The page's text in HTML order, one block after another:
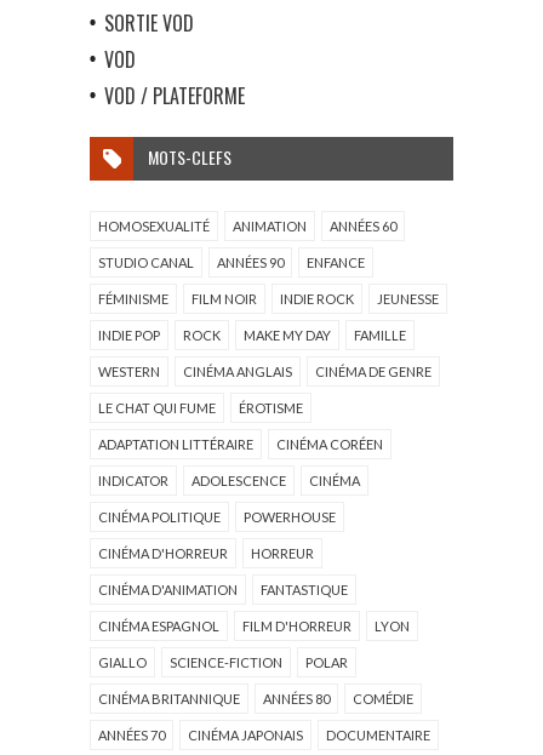
SORTIE VOD
VOD
VOD / PLATEFORME
MOTS-CLEFS
HOMOSEXUALITÉ ANIMATION ANNÉES 60
STUDIO CANAL ANNÉES 90 ENFANCE
FÉMINISME FILM NOIR INDIE ROCK JEUNESSE
INDIE POP ROCK MAKE MY DAY FAMILLE
WESTERN CINÉMA ANGLAIS CINÉMA DE GENRE
LE CHAT QUI FUME ÉROTISME
ADAPTATION LITTÉRAIRE CINÉMA CORÉEN
INDICATOR ADOLESCENCE CINÉMA
CINÉMA POLITIQUE POWERHOUSE
CINÉMA D'HORREUR HORREUR
CINÉMA D'ANIMATION FANTASTIQUE
CINÉMA ESPAGNOL FILM D'HORREUR LYON
GIALLO SCIENCE-FICTION POLAR
CINÉMA BRITANNIQUE ANNÉES 80 COMÉDIE
ANNÉES 70 CINÉMA JAPONAIS DOCUMENTAIRE